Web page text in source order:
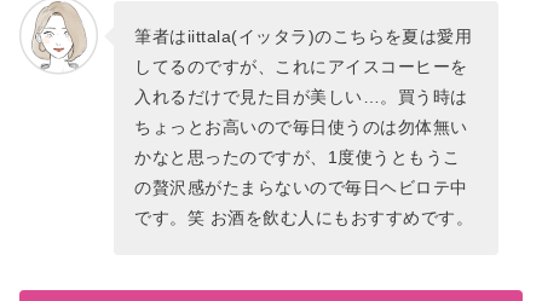
筆者はiittala(イッタラ)のこちらを夏は愛用
してるのですが、これにアイスコーヒーを
入れるだけで見た目が美しい…。買う時は
ちょっとお高いので毎日使うのは勿体無い
かなと思ったのですが、1度使うともうこ
の贅沢感がたまらないので毎日ヘビロテ中
です。笑 お酒を飲む人にもおすすめです。